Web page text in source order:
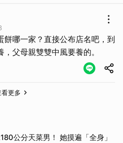
餅哪一家？直接公布店名吧，到
父母親雙雙中風要養的。
看更多
公分天菜男！ 她摸遍「全身」